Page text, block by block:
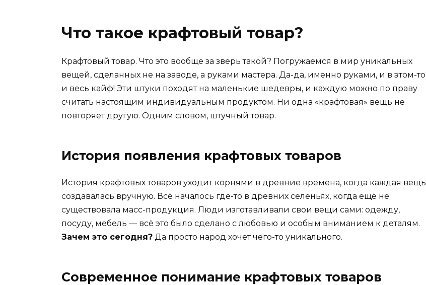
Что такое крафтовый товар?
Крафтовый товар. Что это вообще за зверь такой? Погружаемся в мир уникальных
вещей, сделанных не на заводе, а руками мастера. Да-да, именно руками, и в этом-то
и весь кайф! Эти штуки походят на маленькие шедевры, и каждую можно по праву
считать настоящим индивидуальным продуктом. Ни одна «крафтовая» вещь не
повторяет другую. Одним словом, штучный товар.
История появления крафтовых товаров
История крафтовых товаров уходит корнями в древние времена, когда каждая вещь
создавалась вручную. Всё началось где-то в древних селеньях, когда ещё не
существовала масс-продукция. Люди изготавливали свои вещи сами: одежду,
посуду, мебель — всё это было сделано с любовью и особым вниманием к деталям.
Зачем это сегодня? Да просто народ хочет чего-то уникального.
Современное понимание крафтовых товаров